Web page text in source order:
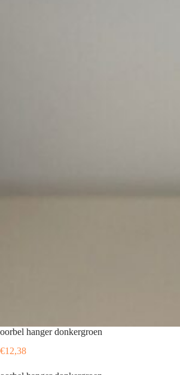
oorbel hanger donkergroen
€12,38